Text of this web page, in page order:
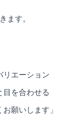
ます。
リエーション
目を合わせる
願いします」